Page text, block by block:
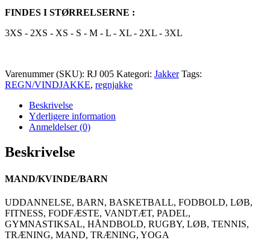
FINDES I STØRRELSERNE :
3XS - 2XS - XS - S - M - L - XL - 2XL - 3XL
Varenummer (SKU): RJ 005 Kategori: Jakker Tags:
REGN/VINDJAKKE, regnjakke
Beskrivelse
Yderligere information
Anmeldelser (0)
Beskrivelse
MAND/KVINDE/BARN
UDDANNELSE, BARN, BASKETBALL, FODBOLD, LØB,
FITNESS, FODFÆSTE, VANDTÆT, PADEL,
GYMNASTIKSAL, HÅNDBOLD, RUGBY, LØB, TENNIS,
TRÆNING, MAND, TRÆNING, YOGA